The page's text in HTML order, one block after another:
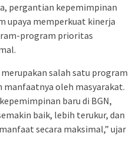
pergantian kepemimpinan
upaya memperkuat kinerja
program prioritas
salah satu program
oleh masyarakat.
baru di BGN,
baik, lebih terukur, dan
secara maksimal,” ujar